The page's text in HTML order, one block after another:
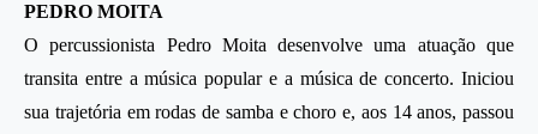
PEDRO MOITA
O percussionista Pedro Moita desenvolve uma atuação que
transita entre a música popular e a música de concerto. Iniciou
sua trajetória em rodas de samba e choro e, aos 14 anos, passou